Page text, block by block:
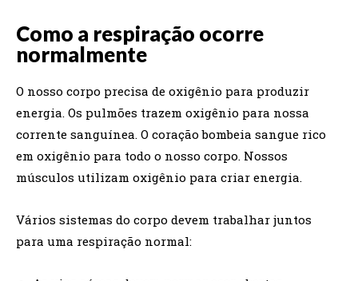
Como a respiração ocorre
normalmente
O nosso corpo precisa de oxigênio para produzir
energia. Os pulmões trazem oxigênio para nossa
corrente sanguínea. O coração bombeia sangue rico
em oxigênio para todo o nosso corpo. Nossos
músculos utilizam oxigênio para criar energia.
Vários sistemas do corpo devem trabalhar juntos
para uma respiração normal: